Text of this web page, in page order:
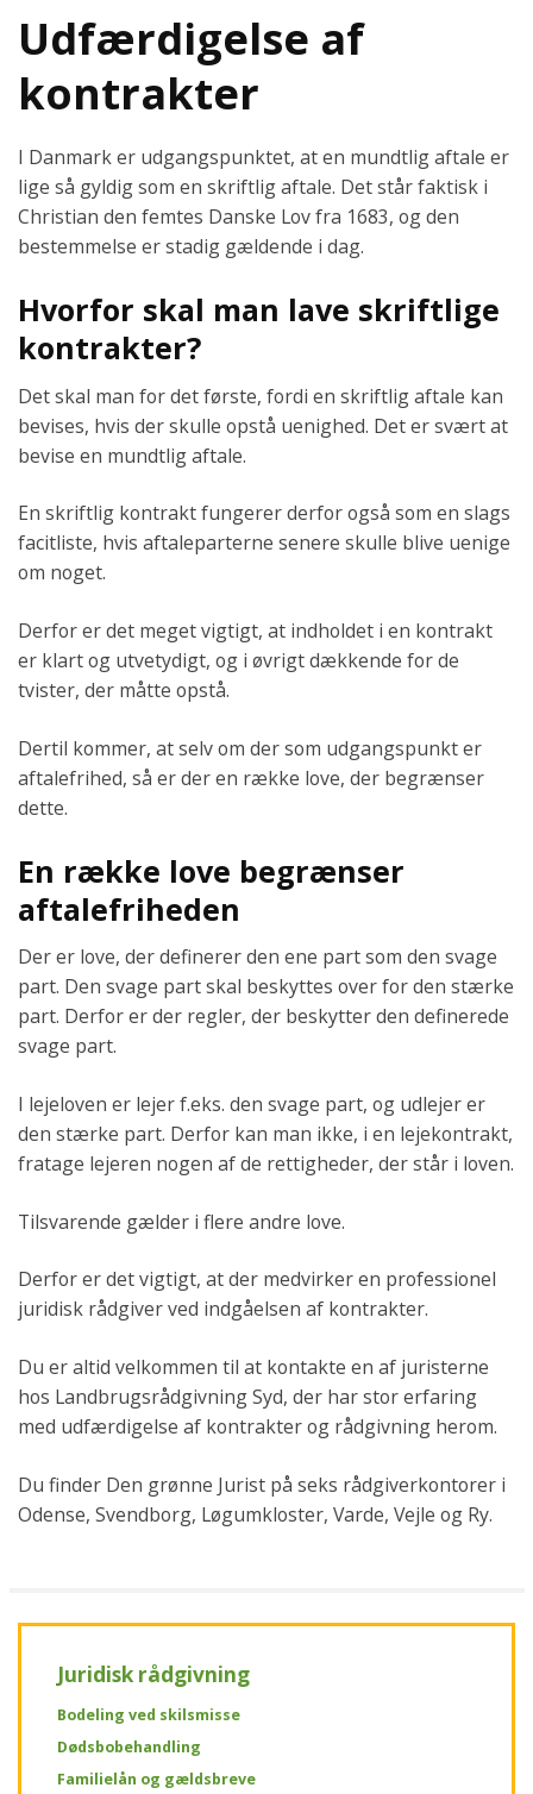
Udfærdigelse af
kontrakter
I Danmark er udgangspunktet, at en mundtlig aftale er
lige så gyldig som en skriftlig aftale. Det står faktisk i
Christian den femtes Danske Lov fra 1683, og den
bestemmelse er stadig gældende i dag.
Hvorfor skal man lave skriftlige
kontrakter?
Det skal man for det første, fordi en skriftlig aftale kan
bevises, hvis der skulle opstå uenighed. Det er svært at
bevise en mundtlig aftale.
En skriftlig kontrakt fungerer derfor også som en slags
facitliste, hvis aftaleparterne senere skulle blive uenige
om noget.
Derfor er det meget vigtigt, at indholdet i en kontrakt
er klart og utvetydigt, og i øvrigt dækkende for de
tvister, der måtte opstå.
Dertil kommer, at selv om der som udgangspunkt er
aftalefrihed, så er der en række love, der begrænser
dette.
En række love begrænser
aftalefriheden
Der er love, der definerer den ene part som den svage
part. Den svage part skal beskyttes over for den stærke
part. Derfor er der regler, der beskytter den definerede
svage part.
I lejeloven er lejer f.eks. den svage part, og udlejer er
den stærke part. Derfor kan man ikke, i en lejekontrakt,
fratage lejeren nogen af de rettigheder, der står i loven.
Tilsvarende gælder i flere andre love.
Derfor er det vigtigt, at der medvirker en professionel
juridisk rådgiver ved indgåelsen af kontrakter.
Du er altid velkommen til at kontakte en af juristerne
hos Landbrugsrådgivning Syd, der har stor erfaring
med udfærdigelse af kontrakter og rådgivning herom.
Du finder Den grønne Jurist på seks rådgiverkontorer i
Odense, Svendborg, Løgumkloster, Varde, Vejle og Ry.
Juridisk rådgivning
Bodeling ved skilsmisse
Dødsbobehandling
Familielån og gældsbreve